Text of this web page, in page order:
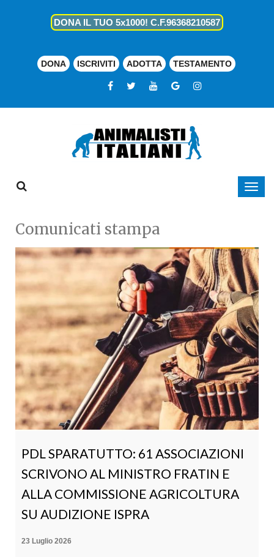
DONA IL TUO 5x1000! C.F.96368210587
DONA ISCRIVITI ADOTTA TESTAMENTO
Comunicati stampa
PDL SPARATUTTO: 61 ASSOCIAZIONI
SCRIVONO AL MINISTRO FRATIN E
ALLA COMMISSIONE AGRICOLTURA
SU AUDIZIONE ISPRA
23 Luglio 2026